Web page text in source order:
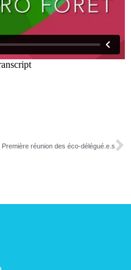
Première réunion des éco-délégué.e.s